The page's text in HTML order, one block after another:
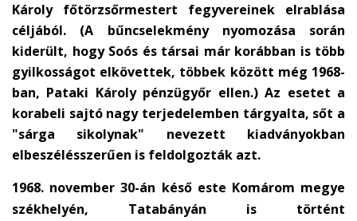
Károly főtörzsőrmestert fegyvereinek elrablása
céljából. (A bűncselekmény nyomozása során
kiderült, hogy Soós és társai már korábban is több
gyilkosságot elkövettek, többek között még 1968-
ban, Pataki Károly pénzügyőr ellen.) Az esetet a
korabeli sajtó nagy terjedelemben tárgyalta, sőt a
"sárga sikolynak" nevezett kiadványokban
elbeszélésszerűen is feldolgozták azt.
1968. november 30-án késő este Komárom megye
székhelyén, Tatabányán is történt